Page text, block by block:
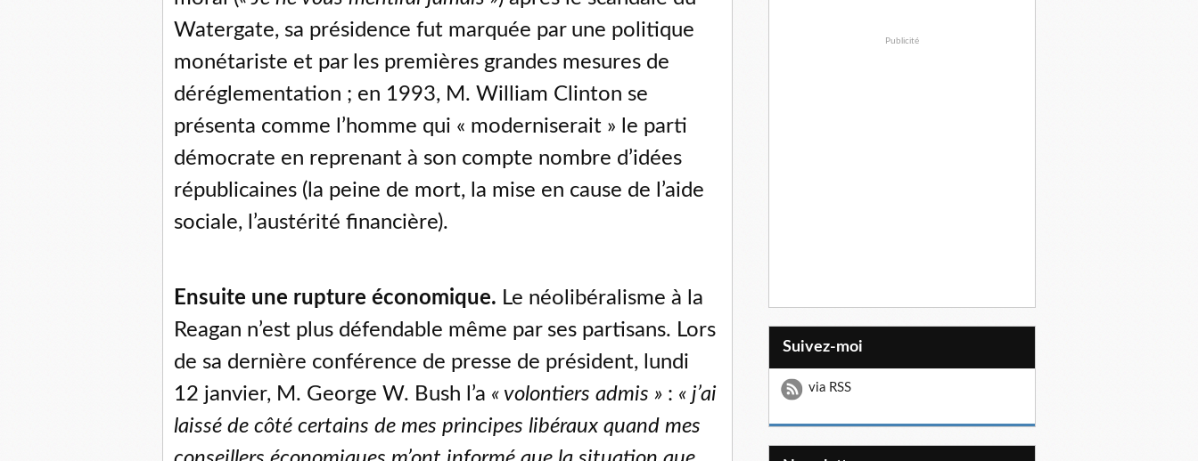
Watergate, sa présidence fut marquée par une politique
monétariste et par les premières grandes mesures de
déréglementation ; en 1993, M. William Clinton se
présenta comme l’homme qui « moderniserait » le parti
démocrate en reprenant à son compte nombre d’idées
républicaines (la peine de mort, la mise en cause de l’aide
sociale, l’austérité financière).
Ensuite une rupture économique. Le néolibéralisme à la
Reagan n’est plus défendable même par ses partisans. Lors
de sa dernière conférence de presse de président, lundi
12 janvier, M. George W. Bush l’a « volontiers admis » : « j’ai
laissé de côté certains de mes principes libéraux quand mes
Publicité
Suivez-moi
via RSS